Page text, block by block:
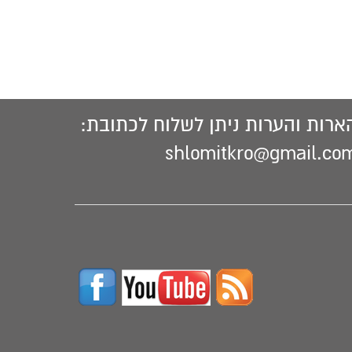
והערות ניתן לשלוח לכתובת: